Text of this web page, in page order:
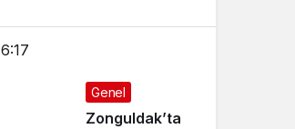
Genel
Zonguldak’ta